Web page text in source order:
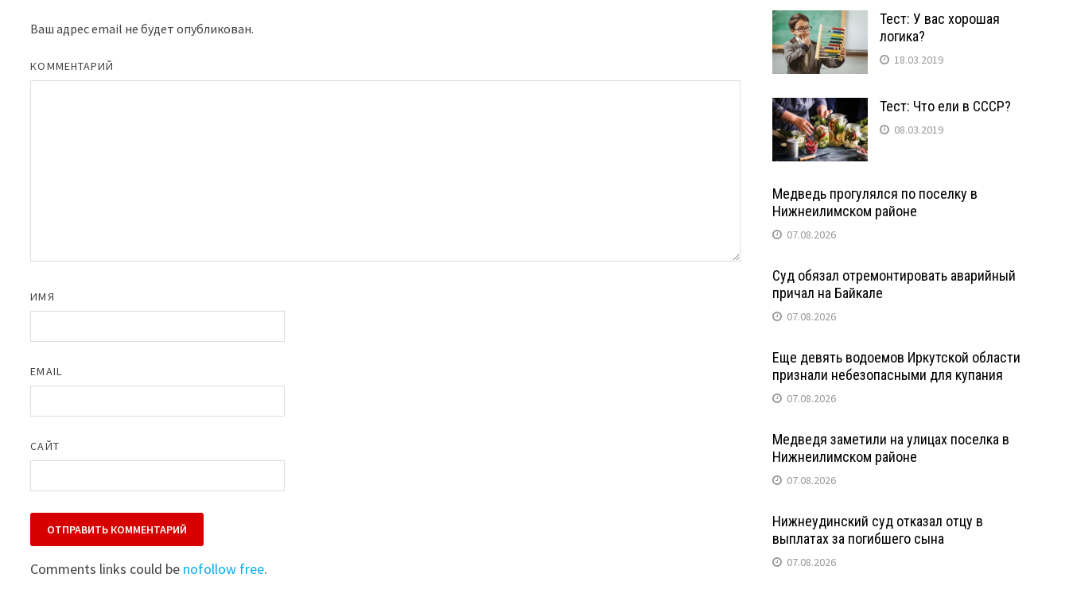
Ваш адрес email не будет опубликован.
КОММЕНТАРИЙ
ИМЯ
EMAIL
САЙТ
Comments links could be nofollow free.
Тест: У вас хорошая
логика?
18.03.2019
Тест: Что ели в СССР?
08.03.2019
Медведь прогулялся по поселку в
Нижнеилимском районе
07.08.2026
Суд обязал отремонтировать аварийный
причал на Байкале
07.08.2026
Еще девять водоемов Иркутской области
признали небезопасными для купания
07.08.2026
Медведя заметили на улицах поселка в
Нижнеилимском районе
07.08.2026
Нижнеудинский суд отказал отцу в
выплатах за погибшего сына
07.08.2026